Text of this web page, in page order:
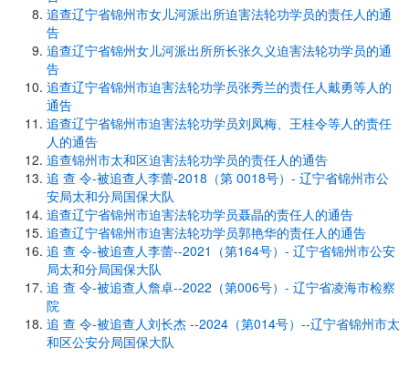
追查辽宁省锦州市女儿河派出所迫害法轮功学员的责任人的通
告
追查辽宁省锦州女儿河派出所所长张久义迫害法轮功学员的通
告
追查辽宁省锦州市迫害法轮功学员张秀兰的责任人戴勇等人的
通告
追查辽宁省锦州市迫害法轮功学员刘凤梅、王桂令等人的责任
人的通告
追查锦州市太和区迫害法轮功学员的责任人的通告
追 查 令-被追查人李蕾-2018（第 0018号）- 辽宁省锦州市公
安局太和分局国保大队
追查辽宁省锦州市迫害法轮功学员聂晶的责任人的通告
追查辽宁省锦州市迫害法轮功学员郭艳华的责任人的通告
追 查 令-被追查人李蕾--2021（第164号）- 辽宁省锦州市公安
局太和分局国保大队
追 查 令-被追查人詹卓--2022（第006号）- 辽宁省凌海市检察
院
追 查 令-被追查人刘长杰 --2024（第014号）--辽宁省锦州市太
和区公安分局国保大队